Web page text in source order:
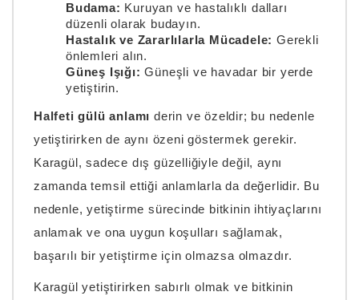
Budama: Kuruyan ve hastalıklı dalları
düzenli olarak budayın.
Hastalık ve Zararlılarla Mücadele: Gerekli
önlemleri alın.
Güneş Işığı: Güneşli ve havadar bir yerde
yetiştirin.
Halfeti gülü anlamı derin ve özeldir; bu nedenle
yetiştirirken de aynı özeni göstermek gerekir.
Karagül, sadece dış güzelliğiyle değil, aynı
zamanda temsil ettiği anlamlarla da değerlidir. Bu
nedenle, yetiştirme sürecinde bitkinin ihtiyaçlarını
anlamak ve ona uygun koşulları sağlamak,
başarılı bir yetiştirme için olmazsa olmazdır.
Karagül yetiştirirken sabırlı olmak ve bitkinin